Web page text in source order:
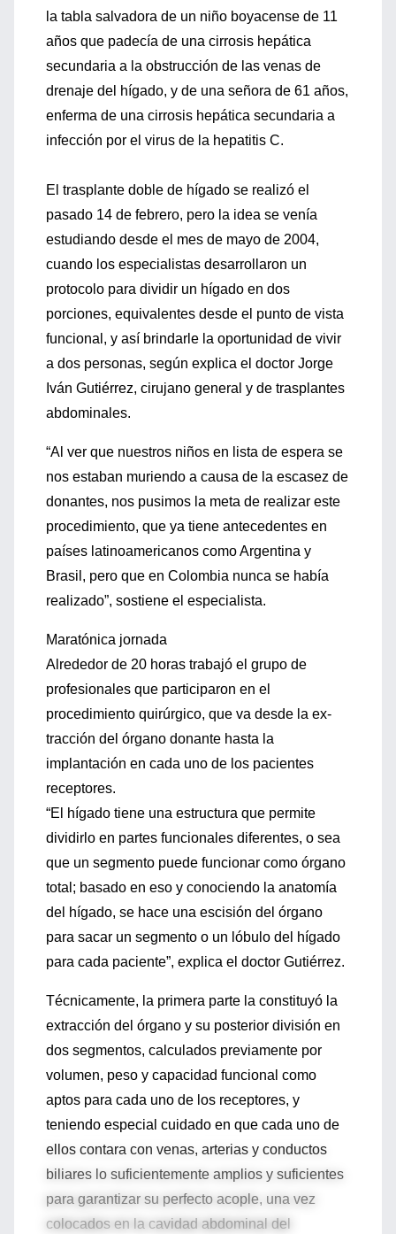
la tabla salvadora de un niño boyacense de 11
años que padecía de una cirrosis hepática
secundaria a la obstrucción de las venas de
drenaje del hígado, y de una señora de 61 años,
enferma de una cirrosis hepática secundaria a
infección por el virus de la hepatitis C.
El trasplante doble de hígado se realizó el
pasado 14 de febrero, pero la idea se venía
estudiando desde el mes de mayo de 2004,
cuando los especialistas desarrollaron un
protocolo para dividir un hígado en dos
porciones, equivalentes desde el punto de vista
funcional, y así brindarle la oportunidad de vivir
a dos personas, según explica el doctor Jorge
Iván Gutiérrez, cirujano general y de trasplantes
abdominales.
“Al ver que nuestros niños en lista de espera se
nos estaban muriendo a causa de la escasez de
donantes, nos pusimos la meta de realizar este
procedimiento, que ya tiene antecedentes en
países latinoamericanos como Argentina y
Brasil, pero que en Colombia nunca se había
realizado”, sostiene el especialista.
Maratónica jornada
Alrededor de 20 horas trabajó el grupo de
profesionales que participaron en el
procedimiento quirúrgico, que va desde la ex-
tracción del órgano donante hasta la
implantación en cada uno de los pacientes
receptores.
“El hígado tiene una estructura que permite
dividirlo en partes funcionales diferentes, o sea
que un segmento puede funcionar como órgano
total; basado en eso y conociendo la anatomía
del hígado, se hace una escisión del órgano
para sacar un segmento o un lóbulo del hígado
para cada paciente”, explica el doctor Gutiérrez.
Técnicamente, la primera parte la constituyó la
extracción del órgano y su posterior división en
dos segmentos, calculados previamente por
volumen, peso y capacidad funcional como
aptos para cada uno de los receptores, y
teniendo especial cuidado en que cada uno de
ellos contara con venas, arterias y conductos
biliares lo suficientemente amplios y suficientes
para garantizar su perfecto acople, una vez
colocados en la cavidad abdominal del